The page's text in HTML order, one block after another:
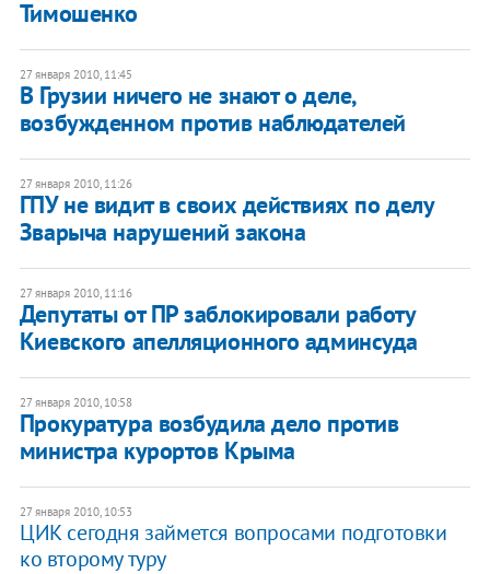
Тимошенко
27 января 2010, 11:45
В Грузии ничего не знают о деле,
возбужденном против наблюдателей
27 января 2010, 11:26
ГПУ не видит в своих действиях по делу
Зварыча нарушений закона
27 января 2010, 11:16
Депутаты от ПР заблокировали работу
Киевского апелляционного админсуда
27 января 2010, 10:58
Прокуратура возбудила дело против
министра курортов Крыма
27 января 2010, 10:53
ЦИК сегодня займется вопросами подготовки
ко второму туру